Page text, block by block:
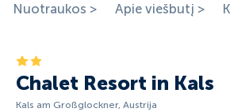
Nuotraukos > Apie viešbutį >
Chalet Resort in Kals
Kals am Großglockner, Austrija